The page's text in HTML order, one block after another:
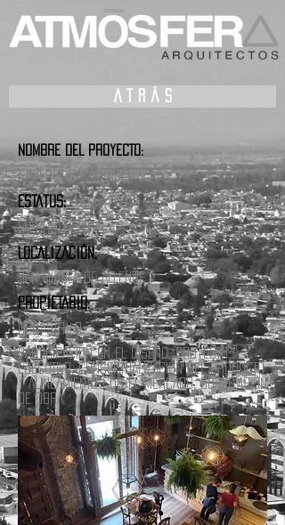
A T R Á S
NOMBRE DEL PROYECTO:
SILVERIO SAN MIGUEL
ESTATUS:
EN PROYECTO
LOCALIZACIÓN:
SAN MIGUEL DE ALLENDE
PROPIETARIO:
GPO. SIRILO
PARTICIPACIÓN EN EL DISEÑO, PROYECTO
EJECUTIVO, CONCEPTUALIZACIÓN DEL PRODUCTO
Y ALINEAMIENTO CON EL MERCADO, SUPERVISIÓN
DE OBRA.